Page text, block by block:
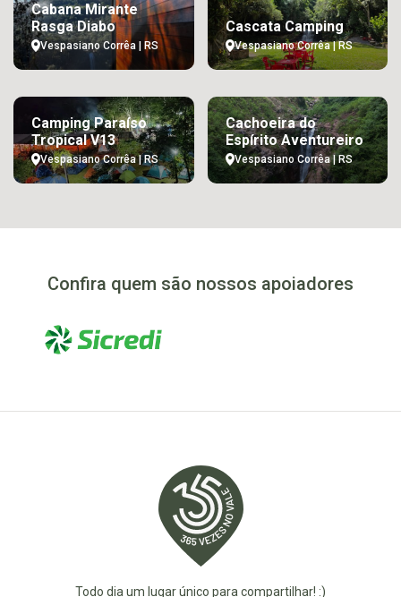
Cabana Mirante
Rasga Diabo
Vespasiano Corrêa | RS
Cascata Camping
Vespasiano Corrêa | RS
Camping Paraíso
Tropical V13
Vespasiano Corrêa | RS
Cachoeira do
Espírito Aventureiro
Vespasiano Corrêa | RS
Confira quem são nossos apoiadores
Todo dia um lugar único para compartilhar! :)